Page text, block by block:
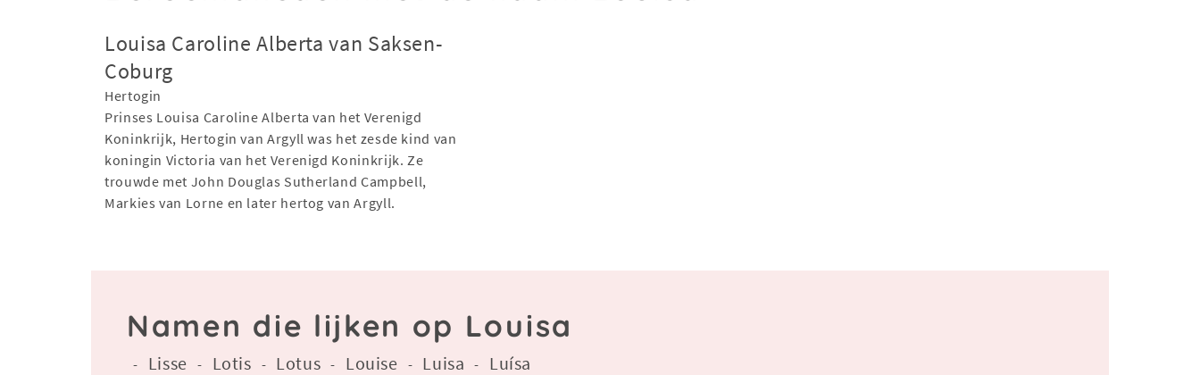
Louisa Caroline Alberta van Saksen-
Coburg
Hertogin
Prinses Louisa Caroline Alberta van het Verenigd
Koninkrijk, Hertogin van Argyll was het zesde kind van
koningin Victoria van het Verenigd Koninkrijk. Ze
trouwde met John Douglas Sutherland Campbell,
Markies van Lorne en later hertog van Argyll.
Namen die lijken op Louisa
- Lisse - Lotis - Lotus - Louise - Luisa - Luísa